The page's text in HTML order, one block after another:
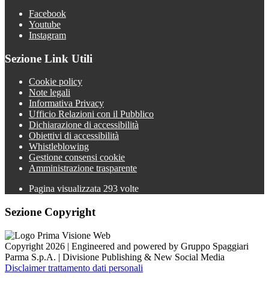
Facebook
Youtube
Instagram
Sezione Link Utili
Cookie policy
Note legali
Informativa Privacy
Ufficio Relazioni con il Pubblico
Dichiarazione di accessibilità
Obiettivi di accessibilità
Whistleblowing
Gestione consensi cookie
Amministrazione trasparente
Pagina visualizzata 293 volte
Sezione Copyright
Copyright 2026 | Engineered and powered by Gruppo Spaggiari
Parma S.p.A. | Divisione Publishing & New Social Media
Disclaimer trattamento dati personali